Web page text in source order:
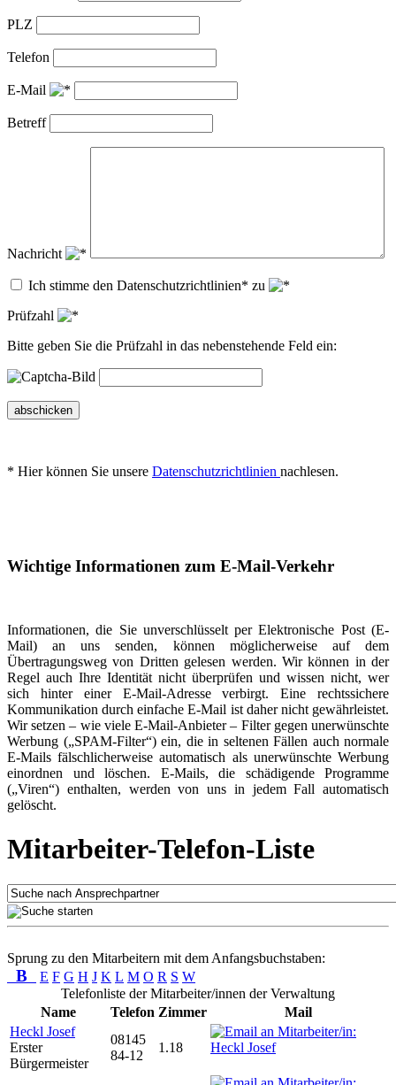
PLZ
Telefon
E-Mail
Betreff
Nachricht
Ich stimme den Datenschutzrichtlinien* zu
Prüfzahl
Bitte geben Sie die Prüfzahl in das nebenstehende Feld ein:
abschicken
* Hier können Sie unsere Datenschutzrichtlinien nachlesen.
Wichtige Informationen zum E-Mail-Verkehr
Informationen, die Sie unverschlüsselt per Elektronische Post (E-
Mail) an uns senden, können möglicherweise auf dem
Übertragungsweg von Dritten gelesen werden. Wir können in der
Regel auch Ihre Identität nicht überprüfen und wissen nicht, wer
sich hinter einer E-Mail-Adresse verbirgt. Eine rechtssichere
Kommunikation durch einfache E-Mail ist daher nicht gewährleistet.
Wir setzen – wie viele E-Mail-Anbieter – Filter gegen unerwünschte
Werbung („SPAM-Filter“) ein, die in seltenen Fällen auch normale
E-Mails fälschlicherweise automatisch als unerwünschte Werbung
einordnen und löschen. E-Mails, die schädigende Programme
(„Viren“) enthalten, werden von uns in jedem Fall automatisch
gelöscht.
Mitarbeiter-Telefon-Liste
Sprung zu den Mitarbeitern mit dem Anfangsbuchstaben:
B E F G H J K L M O R S W
Telefonliste der Mitarbeiter/innen der Verwaltung
Name
Telefon Zimmer
Mail
Heckl Josef
Erster
Bürgermeister
08145
84-12
1.18